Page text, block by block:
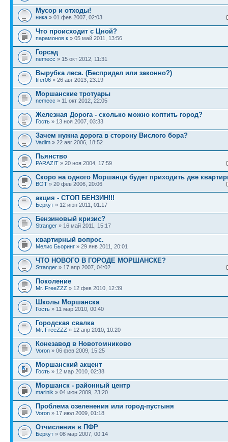
Мусор и отходы!
ника » 01 фев 2007, 02:03
Что происходит с Цной?
парамонов к » 05 май 2011, 13:56
Горсад
nemecc » 15 окт 2012, 11:31
Вырубка леса. (Беспридел или законно?)
fifer06 » 26 авг 2013, 23:19
Моршанские тротуары
nemecc » 11 окт 2012, 22:05
Железная Дорога - сколько можно коптить город?
Гость » 13 ноя 2007, 03:33
Зачем нужна дорога в сторону Вислого бора?
Vadim » 22 авг 2006, 18:52
Пьянство
PARAZIT » 20 ноя 2004, 17:59
Скоро на одного Моршанца будет приходить две
BOT » 20 фев 2006, 20:06
акция - СТОП БЕНЗИН!!!
Беркут » 12 июн 2011, 01:17
Бензиновый кризис?
Stranger » 16 май 2011, 15:17
квартирный вопрос.
Мелис Бьоринг » 29 янв 2011, 20:01
ЧТО НОВОГО В ГОРОДЕ МОРШАНСКЕ?
Stranger » 17 апр 2007, 04:02
Поколение
Mr. FreeZZZ » 12 фев 2010, 12:39
Школы Моршанска
Гость » 11 мар 2010, 00:40
Городская свалка
Mr. FreeZZZ » 12 апр 2010, 10:20
Конезавод в Новотомниково
Voron » 06 фев 2009, 15:25
Моршанский акцент
Гость » 12 мар 2010, 02:38
Моршанск - районный центр
marinik » 04 июн 2009, 23:20
Проблема озеленения или город-пустыня
Voron » 17 июл 2009, 01:18
Отчисления в ПФР
Беркут » 08 мар 2007, 00:14